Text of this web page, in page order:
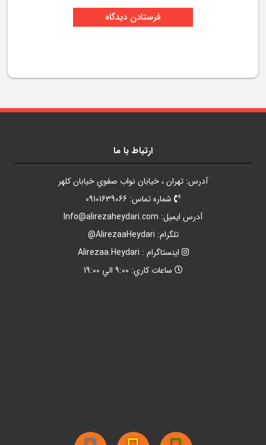
ارتباط با ما
آدرس: تهران ، خيابان نواب صفوي خيابان کلهر
شماره تماس: 09101639066
آدرس ايميل: Info@alirezaheydari.com
تلگرام: AlirezaaHeydari@
اينستاگرام : Alirezaa.Heydari
ساعات کاري: 9:00 الي 19:00